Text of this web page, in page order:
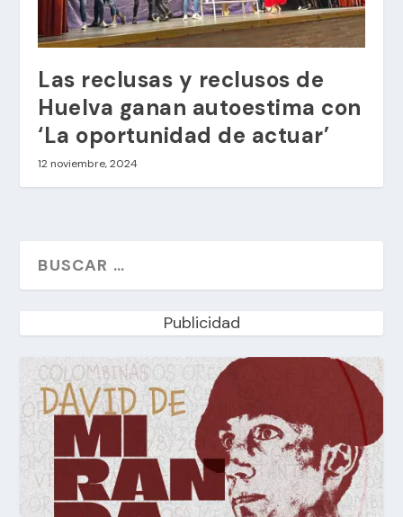
Las reclusas y reclusos de
Huelva ganan autoestima con
‘La oportunidad de actuar’
12 noviembre, 2024
Publicidad